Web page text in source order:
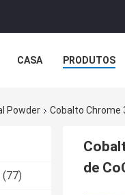
CASA PRODUTOS
Powder Cobalto Chrome
(77)
de